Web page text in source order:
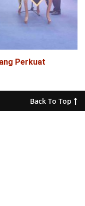
Perkuat
Back To Top